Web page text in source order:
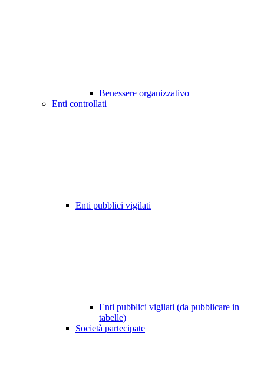
Benessere organizzativo
Enti controllati
Enti pubblici vigilati
Enti pubblici vigilati (da pubblicare in
tabelle)
Società partecipate